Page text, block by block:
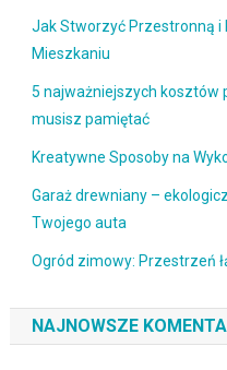
Jak Stworzyć Przestronną i
Mieszkaniu
5 najważniejszych kosztów
musisz pamiętać
Kreatywne Sposoby na
Garaż drewniany –
Twojego auta
Ogród zimowy: Przestrzeń
NAJNOWSZE